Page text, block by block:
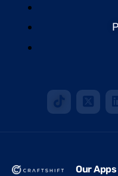
Our Apps